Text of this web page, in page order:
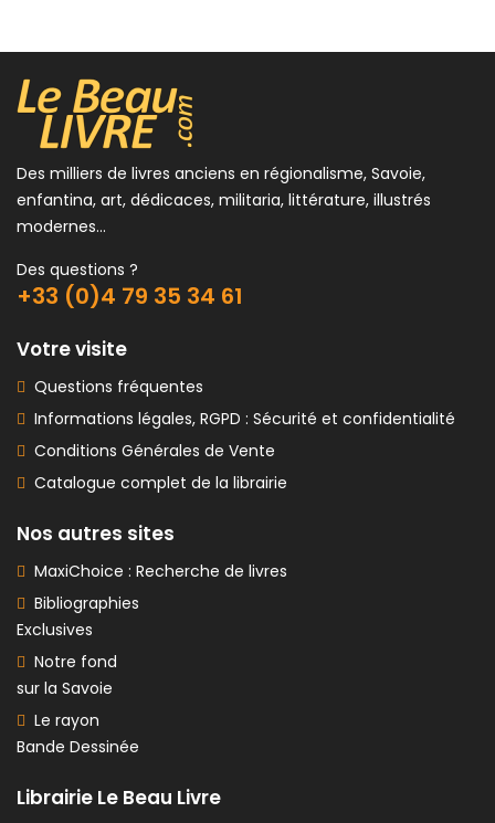
Des milliers de livres anciens en régionalisme, Savoie,
enfantina, art, dédicaces, militaria, littérature, illustrés
modernes...
Des questions ?
+33 (0)4 79 35 34 61
Votre visite
Questions fréquentes
Informations légales, RGPD : Sécurité et confidentialité
Conditions Générales de Vente
Catalogue complet de la librairie
Nos autres sites
MaxiChoice : Recherche de livres
Bibliographies
Exclusives
Notre fond
sur la Savoie
Le rayon
Bande Dessinée
Librairie Le Beau Livre